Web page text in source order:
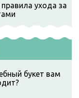
правила ухода за
букет вам